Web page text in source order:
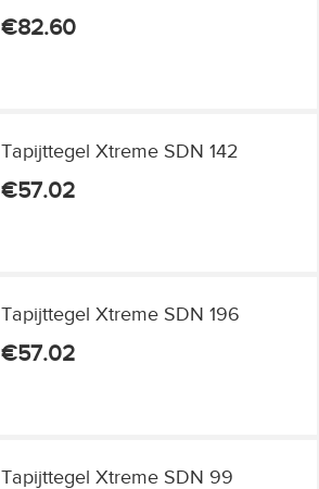
€82.60
Tapijttegel Xtreme SDN 142
€57.02
Tapijttegel Xtreme SDN 196
€57.02
Tapijttegel Xtreme SDN 99